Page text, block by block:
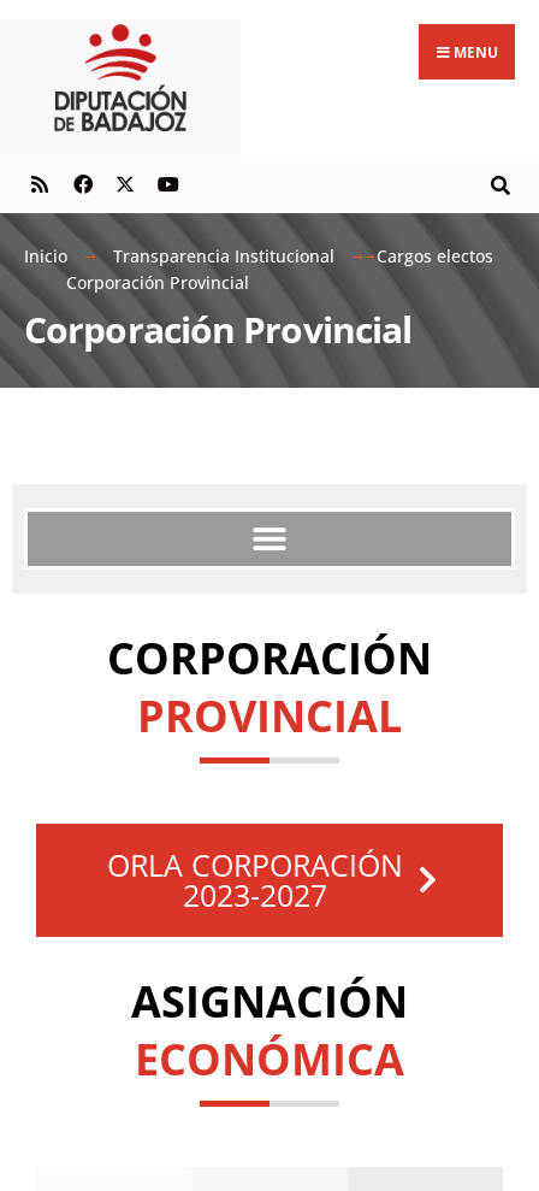
MENU
Inicio Transparencia Institucional
Cargos electos
Corporación Provincial
Corporación Provincial
CORPORACIÓN
PROVINCIAL
ORLA CORPORACIÓN
2023-2027
ASIGNACIÓN
ECONÓMICA